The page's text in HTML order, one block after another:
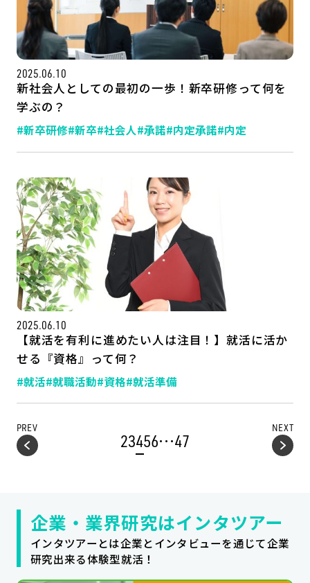
2025.06.10
新社会人としての最初の一歩！新卒研修って何を
学ぶの？
#新卒研修#新卒#社会人#承諾#内定承諾#内定
2025.06.10
【就活を有利に進めたい人は注目！】就活に活か
せる『資格』って何？
#就活#就職活動#資格#就活準備
PREV
23456…47
NEXT
企業・業界研究はインタツアー
インタツアーとは企業とインタビューを通じて企業
研究出来る体験型就活！